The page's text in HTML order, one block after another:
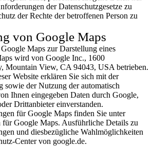
der Datenschutzgesetze zu
der Rechte der betroffenen Person zu
von Google Maps
Maps zur Darstellung eines
wird von Google Inc., 1600
Mountain View, CA 94043, USA betrieben.
Website erklären Sie sich mit der
sowie der Nutzung der automatisch
Ihnen eingegeben Daten durch Google,
Drittanbieter einverstanden.
für Google Maps finden Sie unter
für Google Maps. Ausführliche Details zu
und diesbezügliche Wahlmöglichkeiten
Center von google.de.